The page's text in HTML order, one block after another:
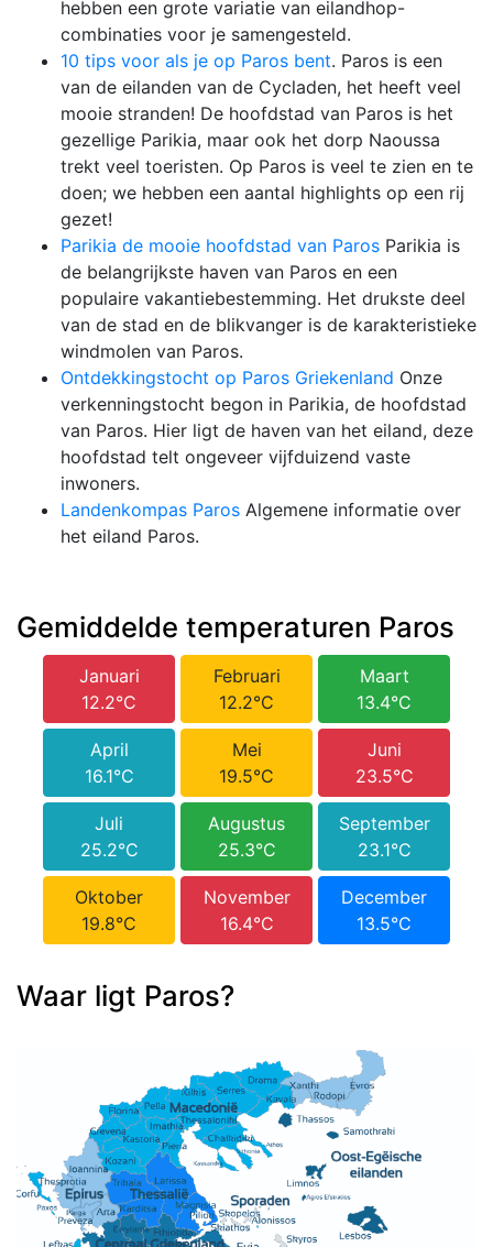
hebben een grote variatie van eilandhop-
combinaties voor je samengesteld.
10 tips voor als je op Paros bent. Paros is een
van de eilanden van de Cycladen, het heeft veel
mooie stranden! De hoofdstad van Paros is het
gezellige Parikia, maar ook het dorp Naoussa
trekt veel toeristen. Op Paros is veel te zien en te
doen; we hebben een aantal highlights op een rij
gezet!
Parikia de mooie hoofdstad van Paros Parikia is
de belangrijkste haven van Paros en een
populaire vakantiebestemming. Het drukste deel
van de stad en de blikvanger is de karakteristieke
windmolen van Paros.
Ontdekkingstocht op Paros Griekenland Onze
verkenningstocht begon in Parikia, de hoofdstad
van Paros. Hier ligt de haven van het eiland, deze
hoofdstad telt ongeveer vijfduizend vaste
inwoners.
Landenkompas Paros Algemene informatie over
het eiland Paros.
Gemiddelde temperaturen Paros
Januari
12.2°C
Februari
12.2°C
Maart
13.4°C
April
16.1°C
Mei
19.5°C
Juni
23.5°C
Juli
25.2°C
Augustus
25.3°C
September
23.1°C
Oktober
19.8°C
November
16.4°C
December
13.5°C
Waar ligt Paros?